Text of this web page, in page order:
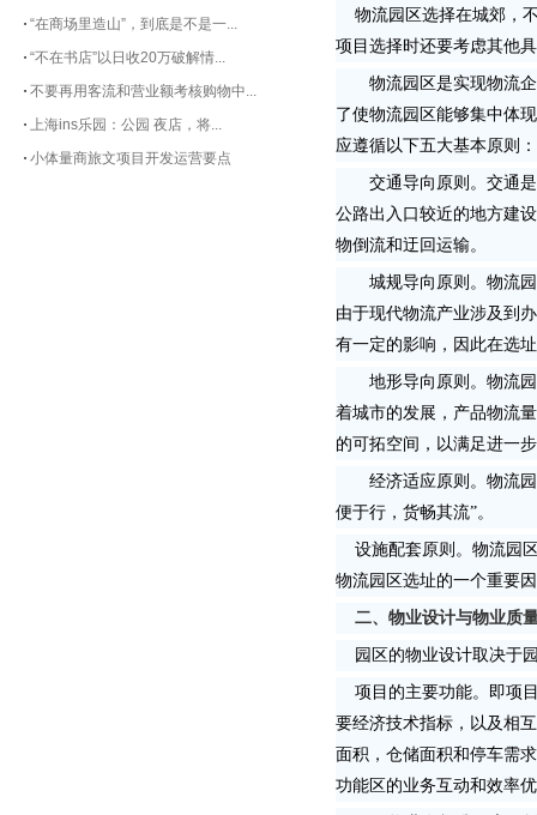
“在商场里造山”，到底是不是一...
“不在书店”以日收20万破解情...
不要再用客流和营业额考核购物中...
上海ins乐园：公园 夜店，将...
小体量商旅文项目开发运营要点
物流园区选择在城郊，
项目选择时还要考虑其他
物流园区是实现物流企
了使物流园区能够集中体
应遵循以下五大基本原则：
交通导向原则。交通是
公路出入口较近的地方建
物倒流和迂回运输。
城规导向原则。物流园
由于现代物流产业涉及到
有一定的影响，因此在选
地形导向原则。物流园
着城市的发展，产品物流
的可拓空间，以满足进一
经济适应原则。物流园
便于行，货畅其流”。
设施配套原则。物流园
物流园区选址的一个重要
二、物业设计与物业质
园区的物业设计取决于
项目的主要功能。即项
要经济技术指标，以及相
面积，仓储面积和停车需
功能区的业务互动和效率